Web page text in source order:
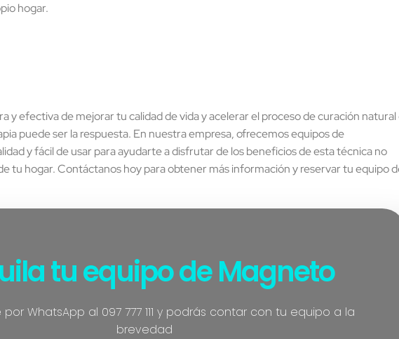
hogar.
y efectiva de mejorar tu calidad de vida y acelerar el proceso de curación natural
puede ser la respuesta. En nuestra empresa, ofrecemos equipos de
y fácil de usar para ayudarte a disfrutar de los beneficios de esta técnica no
tu hogar. Contáctanos hoy para obtener más información y reservar tu equipo
tu equipo de Magneto
WhatsApp al 097 777 111 y podrás contar con tu equipo a la
brevedad